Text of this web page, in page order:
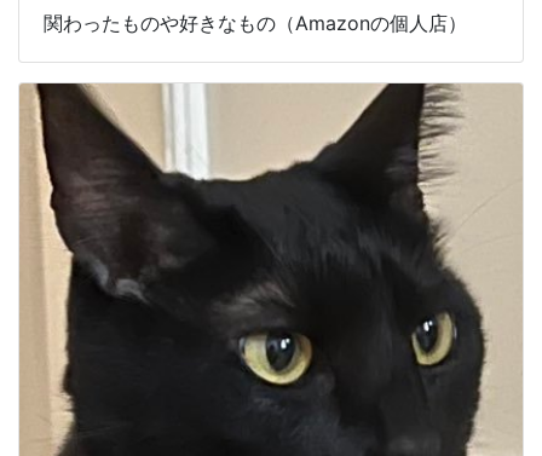
関わったものや好きなもの（Amazonの個人店）